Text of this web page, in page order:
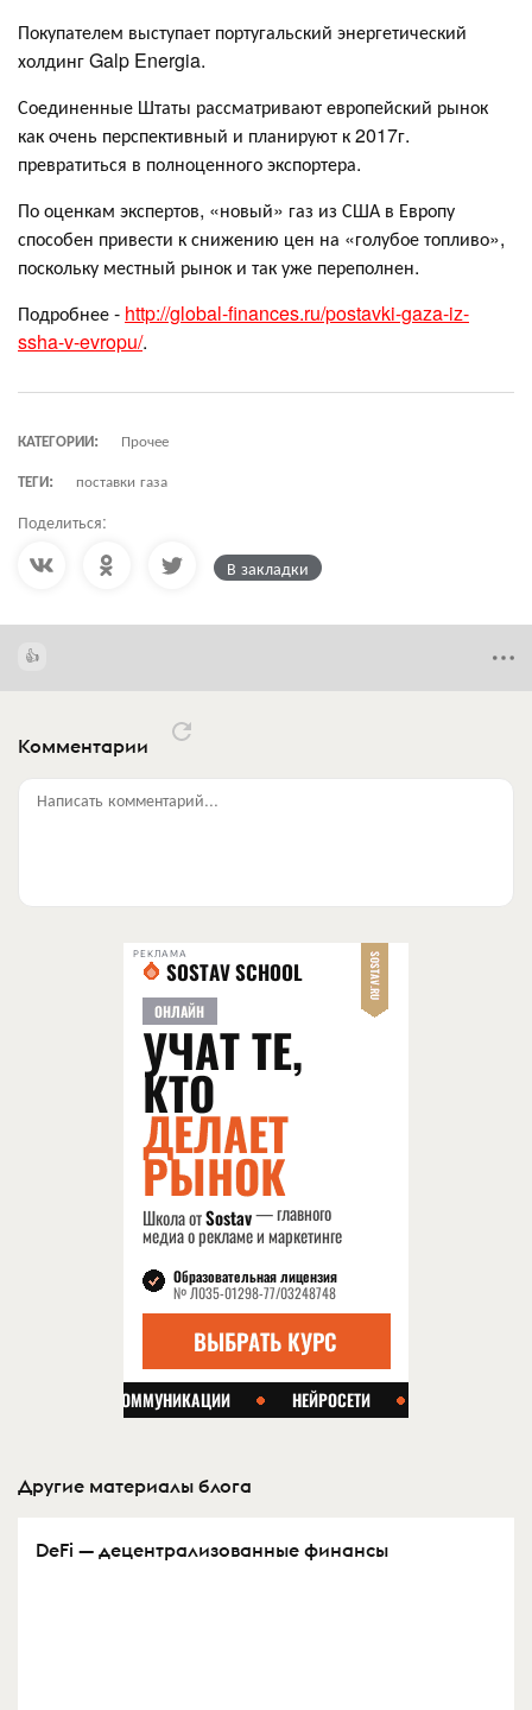
Покупателем выступает португальский энергетический
холдинг Galp Energia.
Соединенные Штаты рассматривают европейский рынок
как очень перспективный и планируют к 2017г.
превратиться в полноценного экспортера.
По оценкам экспертов, «новый» газ из США в Европу
способен привести к снижению цен на «голубое топливо»,
поскольку местный рынок и так уже переполнен.
Подробнее - http://global-finances.ru/postavki-gaza-iz-
ssha-v-evropu/.
КАТЕГОРИИ:
Прочее
ТЕГИ:
поставки газа
Поделиться:
В закладки
Комментарии
Написать комментарий...
РЕКЛАМА
Другие материалы блога
DeFi — децентрализованные финансы